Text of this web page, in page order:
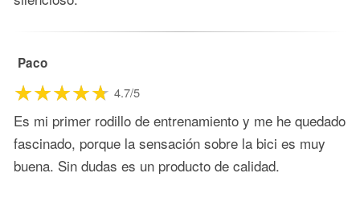
Paco
4.7/5
Es mi primer rodillo de entrenamiento y me he quedado
fascinado, porque la sensación sobre la bici es muy
buena. Sin dudas es un producto de calidad.